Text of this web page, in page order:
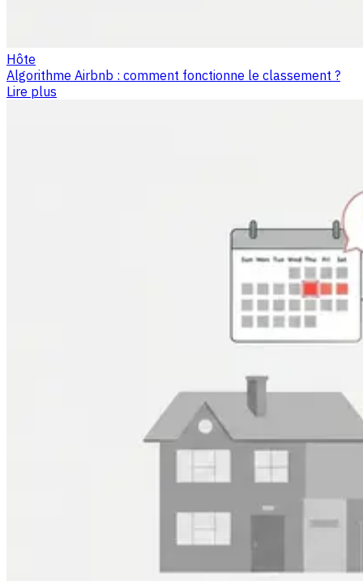
Hôte
Algorithme Airbnb : comment fonctionne le classement ?
Lire plus